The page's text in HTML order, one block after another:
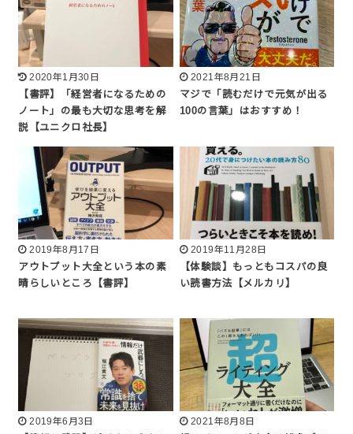
2020年1月30日
【書評】「経営者になるための
ノート」の最も大切な思考を解
説【ユニクロ社長】
2021年8月21日
マジで「読むだけで元気が出る
100の言葉」はおすすめ！
2019年8月17日
アウトプット大全という本の素
晴らしいところ【書評】
2019年11月28日
【体験談】もっともコスパの良
い読書方法【メルカリ】
2019年6月3日
2021年8月8日